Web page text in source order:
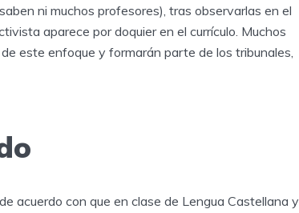
ni muchos profesores), tras observarlas en el
aparece por doquier en el currículo. Muchos
este enfoque y formarán parte de los tribunales,
acuerdo con que en clase de Lengua Castellana y